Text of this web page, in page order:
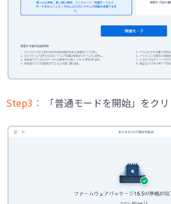
Step3： 「普通モードを開始」をクリ